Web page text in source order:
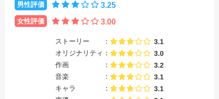
男性評価 3.25
女性評価 3.00
ストーリー
3.1
オリジナリティ
3.0
作画
3.2
音楽
3.1
キャラ
3.1